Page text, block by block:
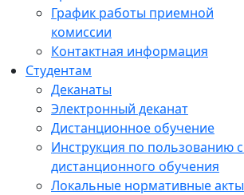
График работы приемной
комиссии
Контактная информация
Студентам
Деканаты
Электронный деканат
Дистанционное обучение
Инструкция по пользованию
дистанционного обучения
Локальные нормативные акты